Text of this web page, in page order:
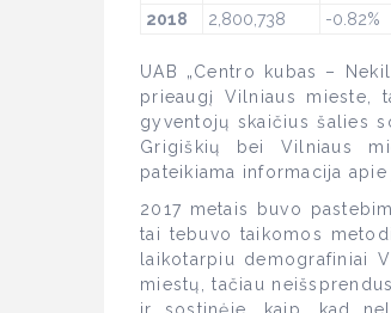
2018
2,800,738 -0.82%
UAB „Centro kubas –
prieaugį Vilniaus mieste,
gyventojų skaičius šalies
Grigiškių bei Vilniaus
pateikiama informacija
2017 metais buvo
tai tebuvo taikomos
laikotarpiu demografiniai
miestų, tačiau